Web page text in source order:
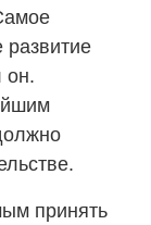
развитие
он.
принять